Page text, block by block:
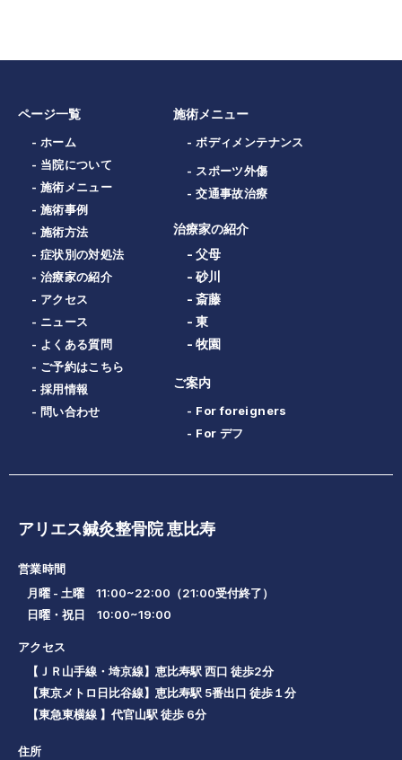
ページ一覧
- ホーム
- 当院について
- 施術メニュー
- 施術事例
- 施術方法
- 症状別の対処法
- 治療家の紹介
- アクセス
- ニュース
- よくある質問
- ご予約はこちら
- 採用情報
- 問い合わせ
施術メニュー
- ボディメンテナンス
- スポーツ外傷
- 交通事故治療
治療家の紹介
- 父母
- 砂川
- 斎藤
- 東
- 牧園
ご案内
- For foreigners
- For デフ
アリエス鍼灸整骨院 恵比寿
営業時間
月曜 - 土曜 11:00~22:00（21:00受付終了）
日曜・祝日 10:00~19:00
アクセス
【ＪＲ山手線・埼京線】恵比寿駅 西口 徒歩2分
【東京メトロ日比谷線】恵比寿駅 5番出口 徒歩１分
【東急東横線 】代官山駅 徒歩 6分
住所